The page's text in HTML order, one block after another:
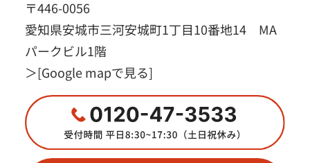
〒446-0056
愛知県安城市三河安城町1丁目10番地14 MA
パークビル1階
＞[Google mapで見る]